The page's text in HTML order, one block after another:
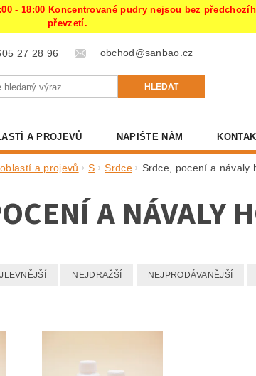
- 18:00 Koncentrované pudry nejsou bez
převzetí.
27 28 96 obchod@sanbao.cz
A PROJEVŮ NAPIŠTE NÁM
a projevů S Srdce Srdce, pocení a návaly
A NÁVALY
NEJDRAŽŠÍ NEJPRODÁVANĚJŠÍ